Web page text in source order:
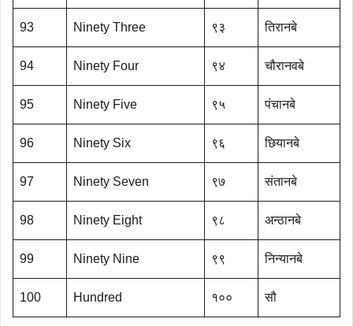
93 Ninety Three ९३ तिरानबे
94 Ninety Four ९४ चौरानवबे
95 Ninety Five ९५ पंचानबे
96 Ninety Six ९६ छियानबे
97 Ninety Seven ९७ संतानबे
98 Ninety Eight ९८ अन्ठानबे
99 Ninety Nine ९९ निन्यानबे
100 Hundred १०० सौ